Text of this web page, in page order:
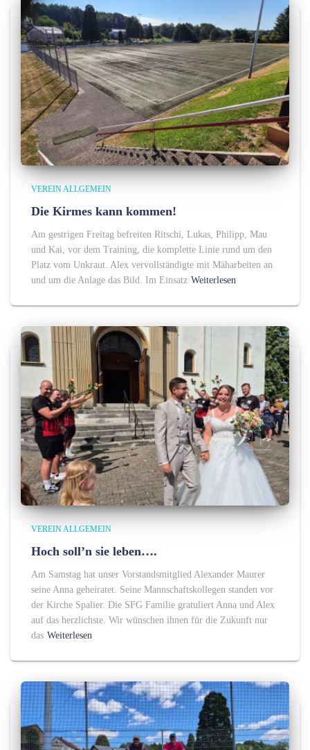
VEREIN ALLGEMEIN
Die Kirmes kann kommen!
Am gestrigen Freitag befreiten Ritschi, Lukas, Philipp, Mau
und Kai, vor dem Training, die komplette Linie rund um den
Platz vom Unkraut. Alex vervollständigte mit Mäharbeiten an
und um die Anlage das Bild. Im Einsatz Weiterlesen
VEREIN ALLGEMEIN
Hoch soll’n sie leben….
Am Samstag hat unser Vorstandsmitglied Alexander Maurer
seine Anna geheiratet. Seine Mannschaftskollegen standen vor
der Kirche Spalier. Die SFG Familie gratuliert Anna und Alex
auf das herzlichste. Wir wünschen ihnen für die Zukunft nur
das Weiterlesen